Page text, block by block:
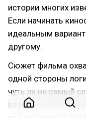
истории многих
Если начинать
идеальным
другому.
Сюжет фильма
одной стороны
чуть ли не самый
взаимосвязей и